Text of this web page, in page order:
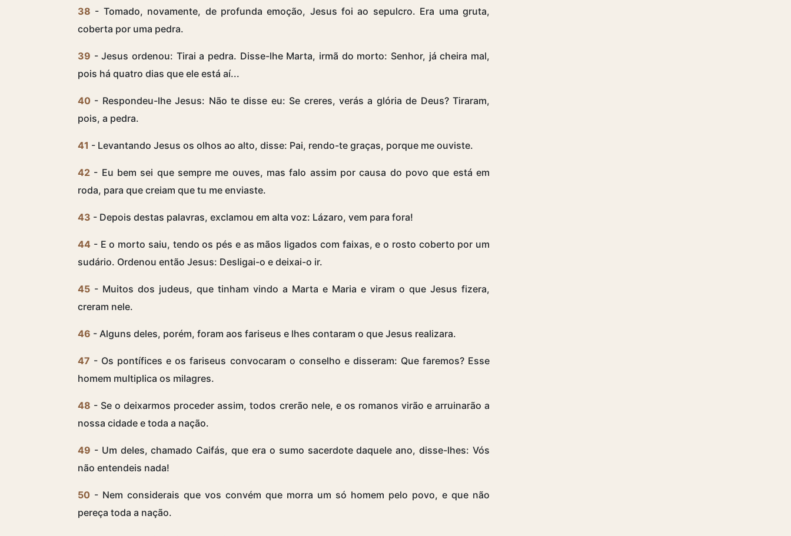
38 - Tomado, novamente, de profunda emoção, Jesus foi ao sepulcro. Era uma gruta,
coberta por uma pedra.
39 - Jesus ordenou: Tirai a pedra. Disse-lhe Marta, irmã do morto: Senhor, já cheira mal,
pois há quatro dias que ele está aí...
40 - Respondeu-lhe Jesus: Não te disse eu: Se creres, verás a glória de Deus? Tiraram,
pois, a pedra.
41 - Levantando Jesus os olhos ao alto, disse: Pai, rendo-te graças, porque me ouviste.
42 - Eu bem sei que sempre me ouves, mas falo assim por causa do povo que está em
roda, para que creiam que tu me enviaste.
43 - Depois destas palavras, exclamou em alta voz: Lázaro, vem para fora!
44 - E o morto saiu, tendo os pés e as mãos ligados com faixas, e o rosto coberto por um
sudário. Ordenou então Jesus: Desligai-o e deixai-o ir.
45 - Muitos dos judeus, que tinham vindo a Marta e Maria e viram o que Jesus fizera,
creram nele.
46 - Alguns deles, porém, foram aos fariseus e lhes contaram o que Jesus realizara.
47 - Os pontífices e os fariseus convocaram o conselho e disseram: Que faremos? Esse
homem multiplica os milagres.
48 - Se o deixarmos proceder assim, todos crerão nele, e os romanos virão e arruinarão a
nossa cidade e toda a nação.
49 - Um deles, chamado Caifás, que era o sumo sacerdote daquele ano, disse-lhes: Vós
não entendeis nada!
50 - Nem considerais que vos convém que morra um só homem pelo povo, e que não
pereça toda a nação.